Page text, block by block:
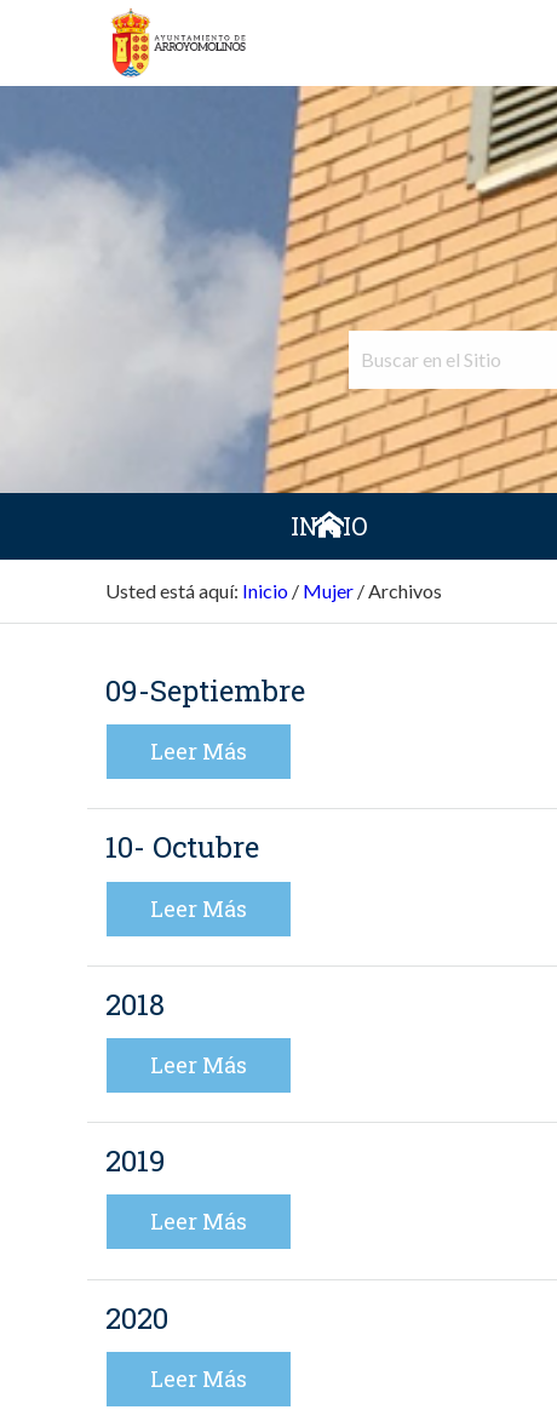
INICIO
Usted está aquí: Inicio / Mujer /Archivos
09-Septiembre
Leer Más
10- Octubre
Leer Más
2018
Leer Más
2019
Leer Más
2020
Leer Más